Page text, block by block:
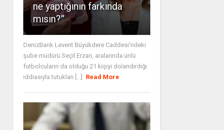
ne yaptığının farkında
mısın?”
DenizBank Levent Büyükdere Caddesi'ndeki
şube müdürü Seçil Erzan, aralarında ünlü
futbolcuların da olduğu 21 kişiyi dolandırdığı
iddiasıyla tutuklan [...]
Read More